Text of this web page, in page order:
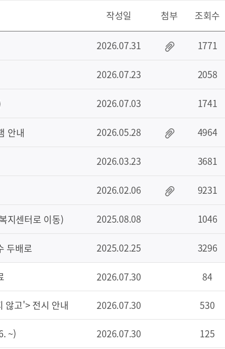
작성일 첨부 조회수
2026.07.31 1771
2026.07.23 2058
2026.07.03 1741
안내 2026.05.28 4964
2026.03.23 3681
2026.02.06 9231
지센터로 이동) 2025.08.08 1046
두배로 2025.02.25 3296
2026.07.30 84
않고'> 전시 안내 2026.07.30 530
~) 2026.07.30 125